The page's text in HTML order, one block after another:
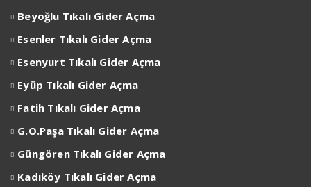
Beyoğlu Tıkalı Gider Açma
Esenler Tıkalı Gider Açma
Esenyurt Tıkalı Gider Açma
Eyüp Tıkalı Gider Açma
Fatih Tıkalı Gider Açma
G.O.Paşa Tıkalı Gider Açma
Güngören Tıkalı Gider Açma
Kadıköy Tıkalı Gider Açma